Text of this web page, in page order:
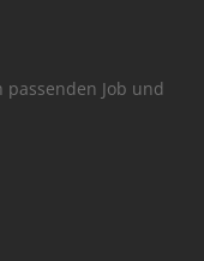
Job und